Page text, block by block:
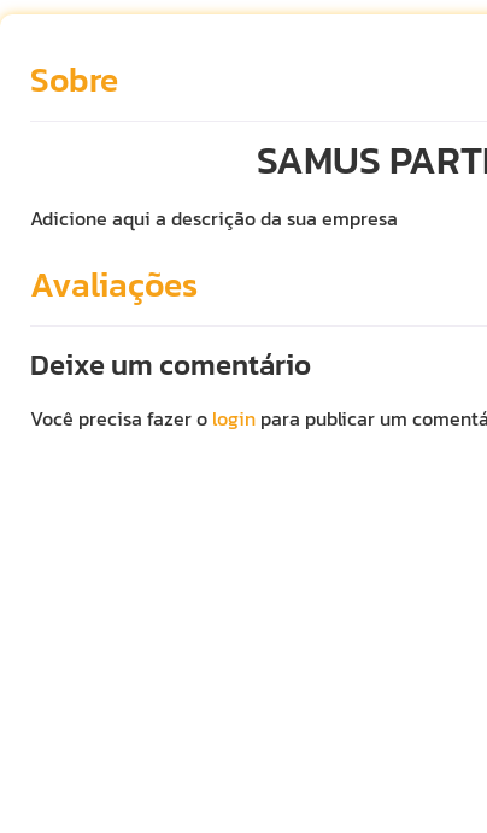
Sobre
SAMUS
Adicione aqui a descrição da sua empresa
Avaliações
Deixe um comentário
Você precisa fazer o login para publicar um